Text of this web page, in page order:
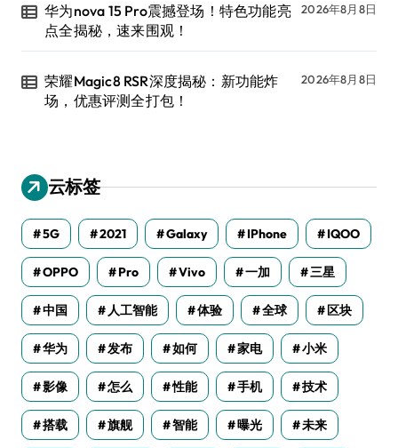
华为nova 15 Pro震撼登场！特色功能亮
点全揭秘，速来围观！
2026年8月8日
荣耀Magic8 RSR深度揭秘：新功能炸
场，优惠评测全打包！
2026年8月8日
云标签
5G 2021 Galaxy IPhone IQOO
OPPO Pro Vivo 一加 三星
中国 人工智能 体验 全球 区块
华为 发布 如何 家电 小米
影像 怎么 性能 手机 技术
搭载 旗舰 智能 曝光 未来